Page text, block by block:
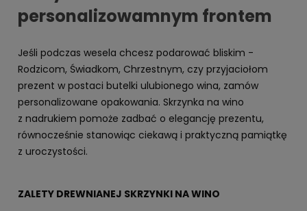
personalizowamnym frontem
Jeśli podczas wesela chcesz podarować bliskim -
Rodzicom, Świadkom, Chrzestnym, czy przyjaciołom
prezent w postaci butelki ulubionego wina, zamów
personalizowane opakowania. Skrzynka na wino
z nadrukiem pomoże zadbać o elegancję prezentu,
równocześnie stanowiąc ciekawą i praktyczną pamiątkę
z uroczystości.
ZALETY DREWNIANEJ SKRZYNKI NA WINO